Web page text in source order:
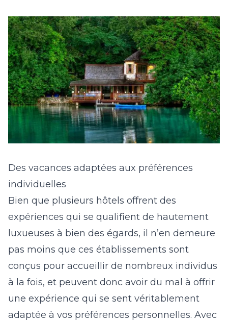
Des vacances adaptées aux préférences
individuelles
Bien que plusieurs hôtels offrent des
expériences qui se qualifient de hautement
luxueuses à bien des égards, il n’en demeure
pas moins que ces établissements sont
conçus pour accueillir de nombreux individus
à la fois, et peuvent donc avoir du mal à offrir
une expérience qui se sent véritablement
adaptée à vos préférences personnelles. Avec